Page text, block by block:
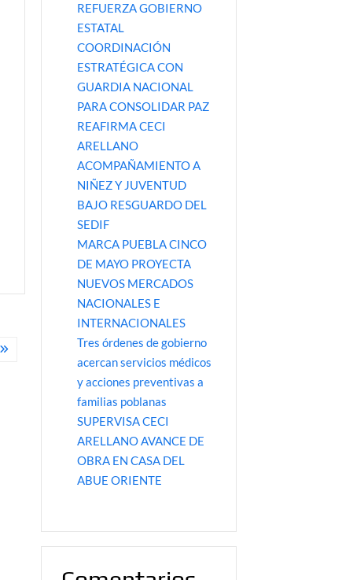
REFUERZA GOBIERNO
ESTATAL
COORDINACIÓN
ESTRATÉGICA CON
GUARDIA NACIONAL
PARA CONSOLIDAR PAZ
REAFIRMA CECI
ARELLANO
ACOMPAÑAMIENTO A
NIÑEZ Y JUVENTUD
BAJO RESGUARDO DEL
SEDIF
MARCA PUEBLA CINCO
DE MAYO PROYECTA
NUEVOS MERCADOS
NACIONALES E
INTERNACIONALES
Tres órdenes de gobierno
acercan servicios médicos
y acciones preventivas a
familias poblanas
SUPERVISA CECI
ARELLANO AVANCE DE
OBRA EN CASA DEL
ABUE ORIENTE